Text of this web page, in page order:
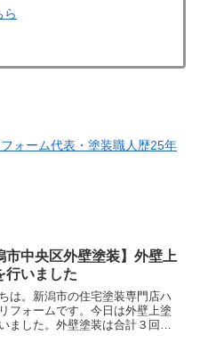
ら
ォーム代表・塗装職人歴25年
市中央区外壁塗装】外壁上
行いました
は。新潟市の住宅塗装専門店ハ
フォームです。今日は外壁上塗
ました。外壁塗装は合計３回塗